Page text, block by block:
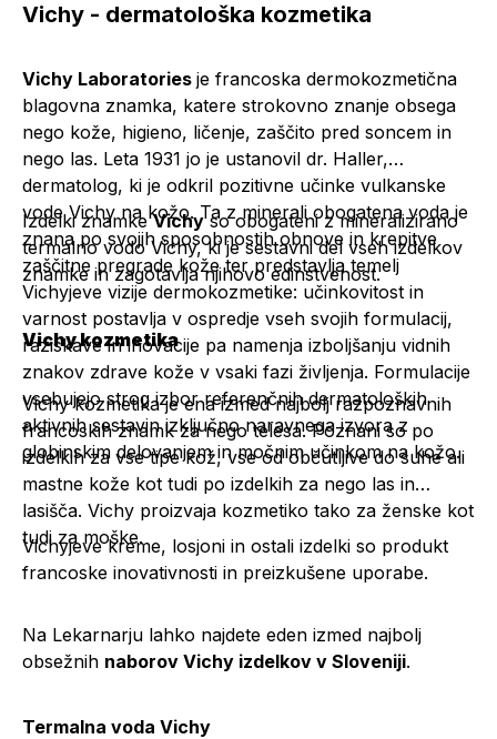
Vichy - dermatološka kozmetika
Vichy Laboratories je francoska dermokozmetična
blagovna znamka, katere strokovno znanje obsega
nego kože, higieno, ličenje, zaščito pred soncem in
nego las. Leta 1931 jo je ustanovil dr. Haller,
dermatolog, ki je odkril pozitivne učinke vulkanske
vode Vichy na kožo. Ta z minerali obogatena voda je
znana po svojih sposobnostih obnove in krepitve
zaščitne pregrade kože ter predstavlja temelj
Vichyjeve vizije dermokozmetike: učinkovitost in
varnost postavlja v ospredje vseh svojih formulacij,
raziskave in inovacije pa namenja izboljšanju vidnih
znakov zdrave kože v vsaki fazi življenja. Formulacije
vsebujejo strog izbor referenčnih dermatoloških
aktivnih sestavin izključno naravnega izvora z
globinskim delovanjem in močnim učinkom na kožo.
Izdelki znamkeVichyso obogateni z mineralizirano
termalno vodo Vichy, ki je sestavni del vseh izdelkov
znamke in zagotavlja njihovo edinstvenost.
Vichy kozmetika
Vichy kozmetika je ena izmed najbolj razpoznavnih
francoskih znamk za nego telesa. Poznani so po
izdelkih za vse tipe kož, vse od občutljive do suhe ali
mastne kože kot tudi po izdelkih za nego las in
lasišča. Vichy proizvaja kozmetiko tako za ženske kot
tudi za moške.
Vichyjeve kreme, losjoni in ostali izdelki so produkt
francoske inovativnosti in preizkušene uporabe.
Na Lekarnarju lahko najdete eden izmed najbolj
obsežnih naborov Vichy izdelkov v Sloveniji.
Termalna voda Vichy